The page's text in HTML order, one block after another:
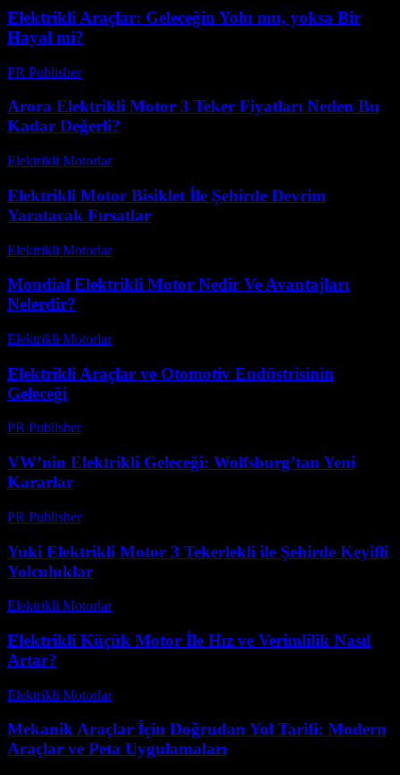
Elektrikli Araçlar: Geleceğin Yolu mu, yoksa Bir
Hayal mi?
PR Publisher-
Arora Elektrikli Motor 3 Teker Fiyatları Neden Bu
Kadar Değerli?
Elektrikli Motorlar-
Elektrikli Motor Bisiklet İle Şehirde Devrim
Yaratacak Fırsatlar
Elektrikli Motorlar-
Mondial Elektrikli Motor Nedir Ve Avantajları
Nelerdir?
Elektrikli Motorlar-
Elektrikli Araçlar ve Otomotiv Endüstrisinin
Geleceği
PR Publisher-
VW’nin Elektrikli Geleceği: Wolfsburg’tan Yeni
Kararlar
PR Publisher-
Yuki Elektrikli Motor 3 Tekerlekli ile Şehirde Keyifli
Yolculuklar
Elektrikli Motorlar-
Elektrikli Küçük Motor İle Hız ve Verimlilik Nasıl
Artar?
Elektrikli Motorlar-
Mekanik Araçlar İçin Doğrudan Yol Tarifi: Modern
Araçlar ve Peta Uygulamaları